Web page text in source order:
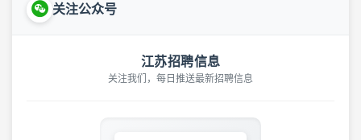
关注公众号
江苏招聘信息
关注我们，每日推送最新招聘信息